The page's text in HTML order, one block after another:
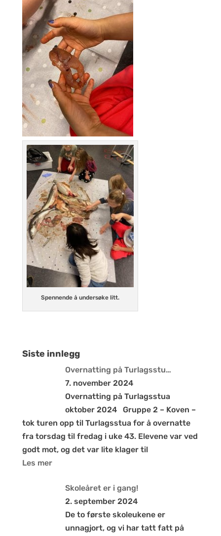
Spennende å undersøke litt.
Siste innlegg
Overnatting på Turlagsstu…
7. november 2024
Overnatting på Turlagsstua
oktober 2024 Gruppe 2 – Koven –
tok turen opp til Turlagsstua for å overnatte
fra torsdag til fredag i uke 43. Elevene var ved
godt mot, og det var lite klager til
Les mer
Skoleåret er i gang!
2. september 2024
De to første skoleukene er
unnagjort, og vi har tatt fatt på